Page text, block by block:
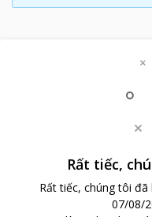
Rất tiếc,
Rất tiếc, chúng tôi
07/08/